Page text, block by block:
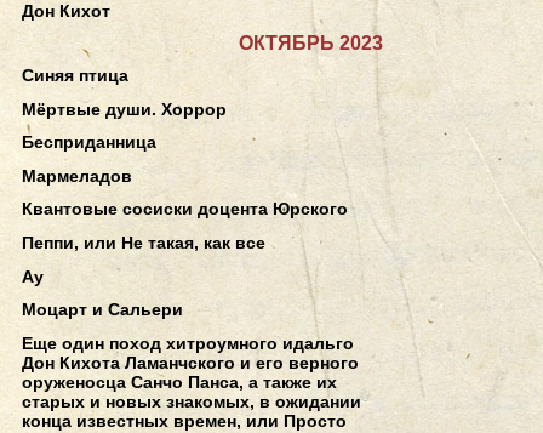
Дон Кихот
ОКТЯБРЬ 2023
Синяя птица
Мёртвые души. Хоррор
Бесприданница
Мармеладов
Квантовые сосиски доцента Юрского
Пеппи, или Не такая, как все
Ау
Моцарт и Сальери
Еще один поход хитроумного идальго
Дон Кихота Ламанчского и его верного
оруженосца Санчо Панса, а также их
старых и новых знакомых, в ожидании
конца известных времен, или Просто